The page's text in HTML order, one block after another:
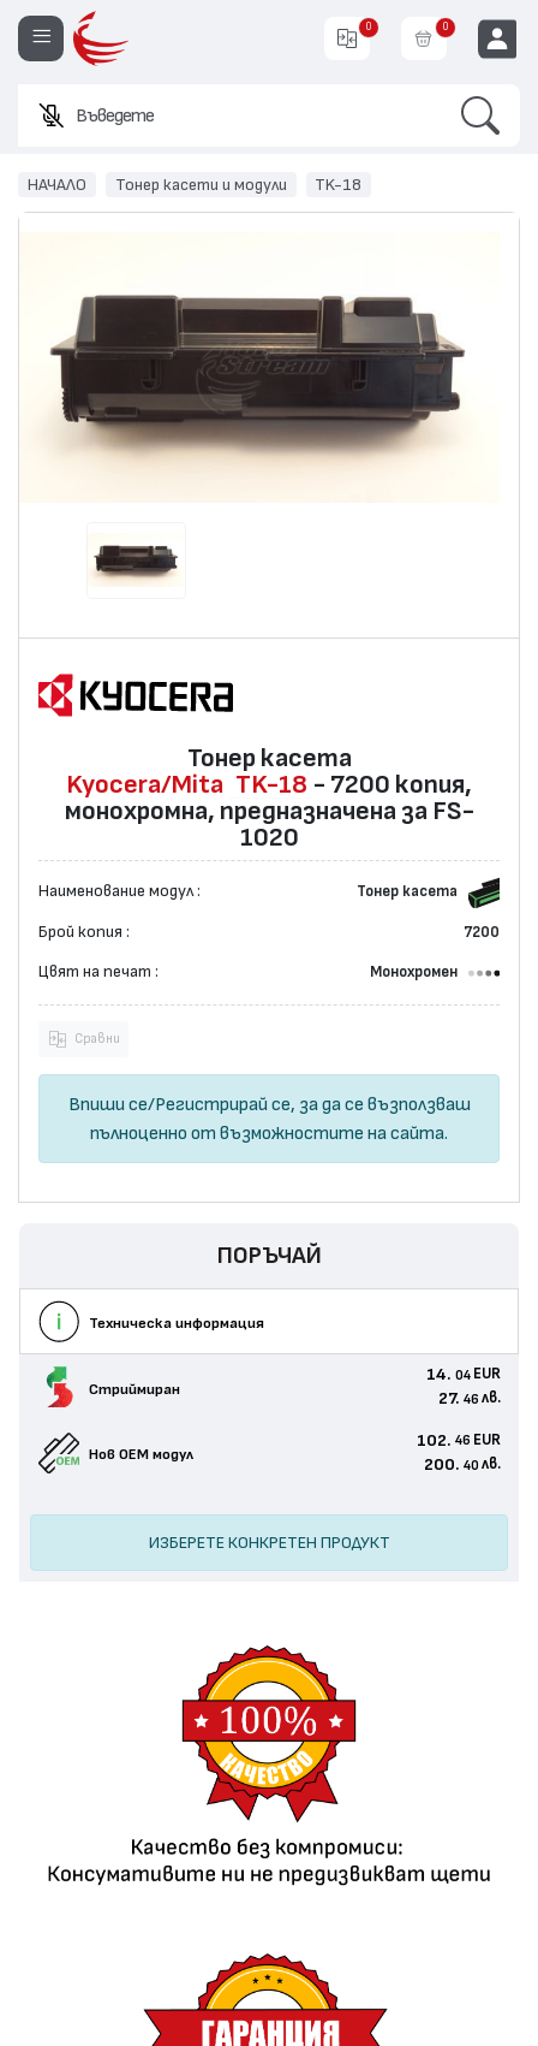
Въведете име или
0 0
НАЧАЛО Тонер касети и модули TK-18
Тонер касета
Kyocera/Mita TK-18 - 7200 копия,
монохромна, предназначена за FS-
1020
Наименование модул : Тонер касета
Брой копия : 7200
Цвят на печат : Монохромен
Сравни
Впиши се/Регистрирай се, за да се възползваш
пълноценно от възможностите на сайта.
ПОРЪЧАЙ
Техническа информация
Стриймиран
14. 04 EUR
27. 46 лв.
Нов ОЕМ модул
102. 46 EUR
200. 40 лв.
ИЗБЕРЕТЕ КОНКРЕТЕН ПРОДУКТ